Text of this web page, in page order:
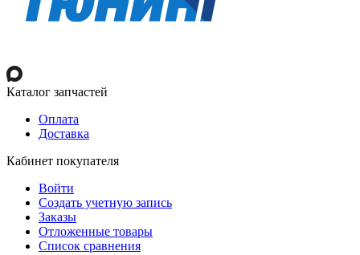
Каталог запчастей
Оплата
Доставка
Кабинет покупателя
Войти
Создать учетную запись
Заказы
Отложенные товары
Список сравнения